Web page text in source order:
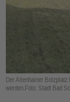
Der Altenhainer
werden.Foto: Stadt Bad